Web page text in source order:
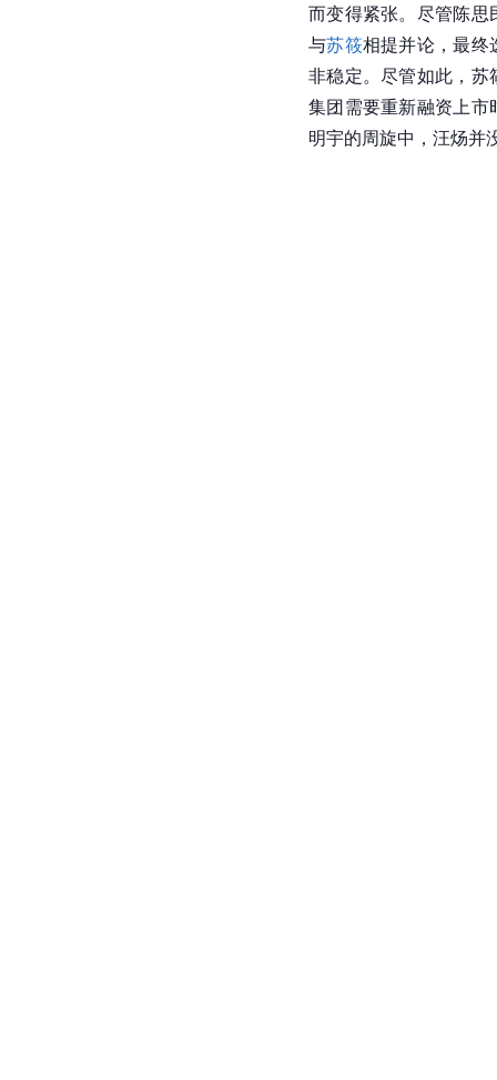
而变得紧张。尽管陈思
与苏筱相提并论，最终
非稳定。尽管如此，苏
集团需要重新融资上市
明宇的周旋中，汪炀并